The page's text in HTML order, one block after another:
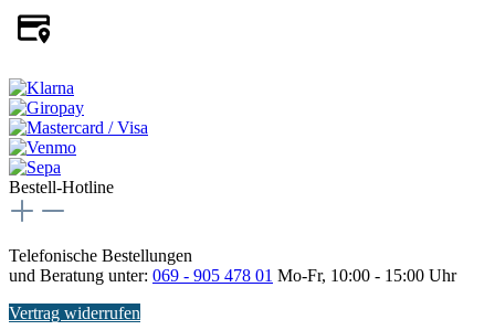
Bestell-Hotline
Telefonische Bestellungen
und Beratung unter: 069 - 905 478 01 Mo-Fr, 10:00 - 15:00 Uhr
Vertrag widerrufen